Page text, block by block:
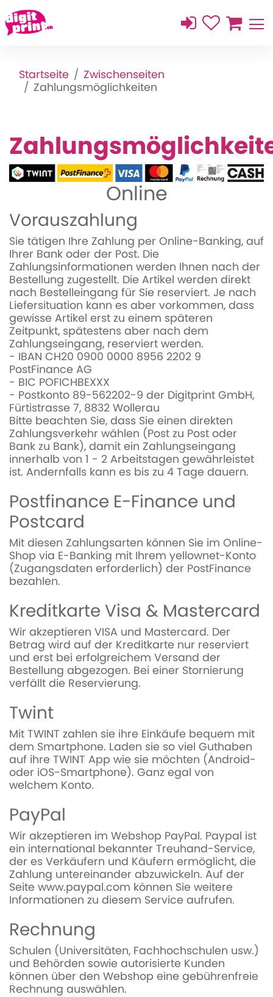
Startseite
Zwischenseiten
Zahlungsmöglichkeiten
Online
Vorauszahlung
Sie tätigen Ihre Zahlung per Online-Banking, auf
Ihrer Bank oder der Post. Die
Zahlungsinformationen werden Ihnen nach der
Bestellung zugestellt. Die Artikel werden direkt
nach Bestelleingang für Sie reserviert. Je nach
Liefersituation kann es aber vorkommen, dass
gewisse Artikel erst zu einem späteren
Zeitpunkt, spätestens aber nach dem
Zahlungseingang, reserviert werden.
- IBAN CH20 0900 0000 8956 2202 9
PostFinance AG
- BIC POFICHBEXXX
- Postkonto 89-562202-9 der Digitprint GmbH,
Fürtistrasse 7, 8832 Wollerau
Bitte beachten Sie, dass Sie einen direkten
Zahlungsverkehr wählen (Post zu Post oder
Bank zu Bank), damit ein Zahlungseingang
innerhalb von 1 - 2 Arbeitstagen gewährleistet
ist. Andernfalls kann es bis zu 4 Tage dauern.
Postfinance E-Finance und
Postcard
Mit diesen Zahlungsarten können Sie im Online-
Shop via E-Banking mit Ihrem yellownet-Konto
(Zugangsdaten erforderlich) der PostFinance
bezahlen.
Kreditkarte Visa & Mastercard
Wir akzeptieren VISA und Mastercard. Der
Betrag wird auf der Kreditkarte nur reserviert
und erst bei erfolgreichem Versand der
Bestellung abgezogen. Bei einer Stornierung
verfällt die Reservierung.
Twint
Mit TWINT zahlen sie ihre Einkäufe bequem mit
dem Smartphone. Laden sie so viel Guthaben
auf ihre TWINT App wie sie möchten (Android-
oder iOS-Smartphone). Ganz egal von
welchem Konto.
PayPal
Wir akzeptieren im Webshop PayPal. Paypal ist
ein international bekannter Treuhand-Service,
der es Verkäufern und Käufern ermöglicht, die
Zahlung untereinander abzuwickeln. Auf der
Seite www.paypal.com können Sie weitere
Informationen zu diesem Service aufrufen.
Rechnung
Schulen (Universitäten, Fachhochschulen usw.)
und Behörden sowie autorisierte Kunden
können über den Webshop eine gebührenfreie
Rechnung auswählen.